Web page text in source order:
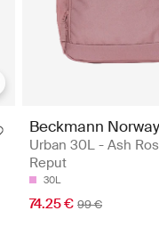
Beckmann Norway
Urban 30L - Ash
Reput
30L
74.25 € 99 €